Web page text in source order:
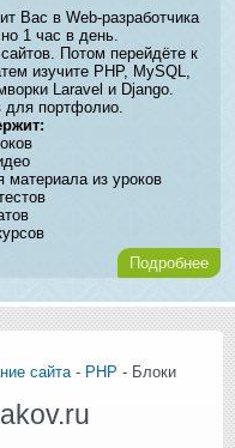
Вас в Web-разработчика
1 час в день.
Потом перейдёте к
изучите PHP, MySQL,
Laravel и Django.
для портфолио.
материала из уроков
Подробнее
сайта - PHP - Блоки